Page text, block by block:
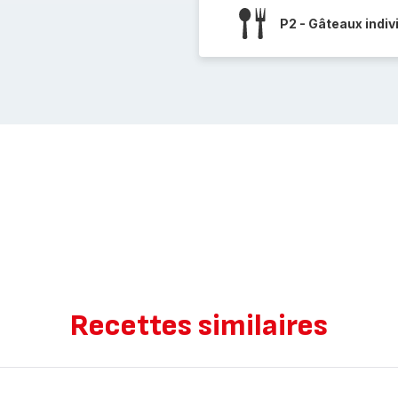
P2 - Gâteaux
Recettes similaires